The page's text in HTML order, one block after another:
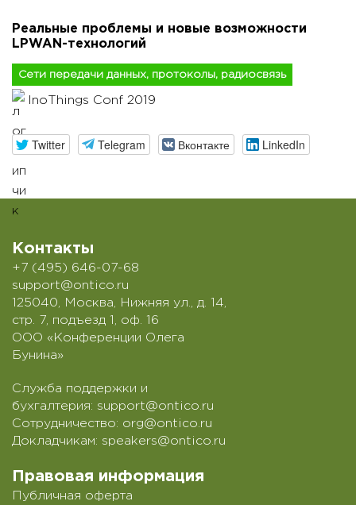
Реальные проблемы и новые возможности
LPWAN-технологий
Сети передачи данных, протоколы, радиосвязь
InoThings Conf 2019
Twitter Telegram Вконтакте LinkedIn
Контакты
+7 (495) 646-07-68
support@ontico.ru
125040, Москва, Нижняя ул., д. 14,
стр. 7, подъезд 1, оф. 16
ООО «Конференции Олега
Бунина»
Служба поддержки и
бухгалтерия: support@ontico.ru
Сотрудничество: org@ontico.ru
Докладчикам: speakers@ontico.ru
Правовая информация
Публичная оферта